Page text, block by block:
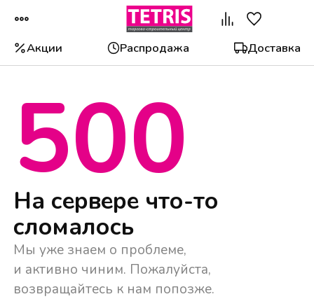
Акции Распродажа Доставка
500
На сервере что-то
сломалось
Мы уже знаем о проблеме,
и активно чиним. Пожалуйста,
возвращайтесь к нам попозже.